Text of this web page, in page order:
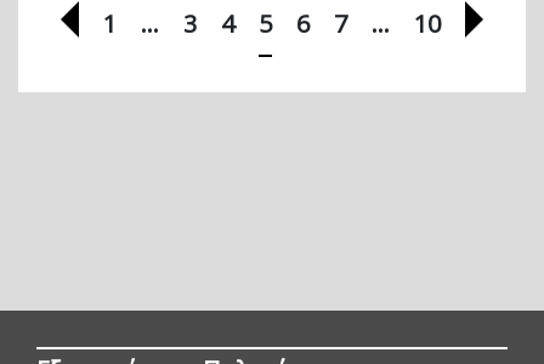
Προηγούμενη σελίδα
1 … 3 4 5 6 7 … 10